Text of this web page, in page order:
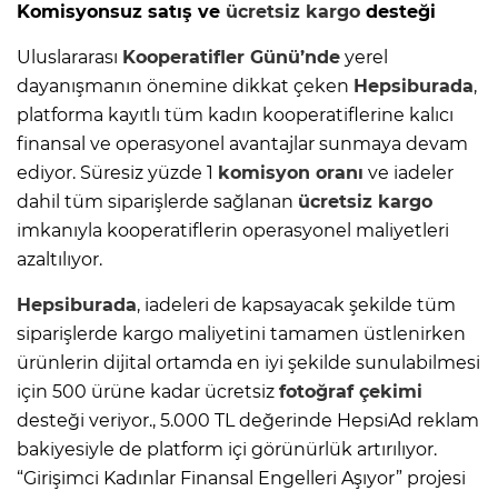
Komisyonsuz satış ve ücretsiz kargo desteği
Uluslararası Kooperatifler Günü’nde yerel
dayanışmanın önemine dikkat çeken Hepsiburada,
platforma kayıtlı tüm kadın kooperatiflerine kalıcı
finansal ve operasyonel avantajlar sunmaya devam
ediyor. Süresiz yüzde 1 komisyon oranı ve iadeler
dahil tüm siparişlerde sağlanan ücretsiz kargo
imkanıyla kooperatiflerin operasyonel maliyetleri
azaltılıyor.
Hepsiburada, iadeleri de kapsayacak şekilde tüm
siparişlerde kargo maliyetini tamamen üstlenirken
ürünlerin dijital ortamda en iyi şekilde sunulabilmesi
için 500 ürüne kadar ücretsiz fotoğraf çekimi
desteği veriyor., 5.000 TL değerinde HepsiAd reklam
bakiyesiyle de platform içi görünürlük artırılıyor.
“Girişimci Kadınlar Finansal Engelleri Aşıyor” projesi